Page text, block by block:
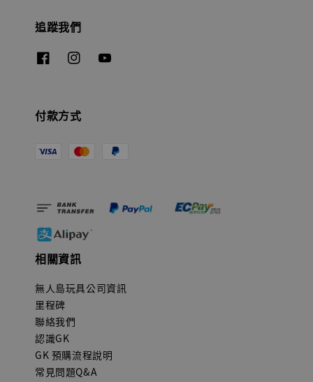
追蹤我們
付款方式
相關資訊
無人島玩具公司資訊
里程碑
聯絡我們
認識GK
GK 預購流程說明
常見問題Q&A